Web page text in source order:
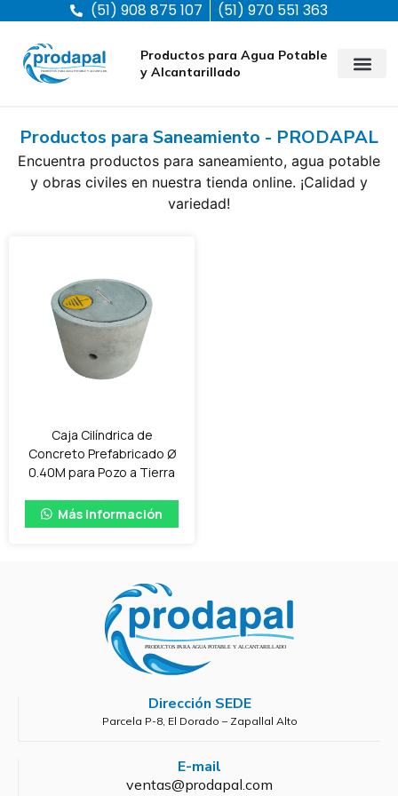
(51) 908 875 107 (51) 970 551 363
Productos para Agua Potable
y Alcantarillado
Productos para Saneamiento - PRODAPAL
Encuentra productos para saneamiento, agua potable
y obras civiles en nuestra tienda online. ¡Calidad y
variedad!
Caja Cilíndrica de
Concreto Prefabricado Ø
0.40M para Pozo a Tierra
Más información
Dirección SEDE
Parcela P-8, El Dorado – Zapallal Alto
E-mail
ventas@prodapal.com